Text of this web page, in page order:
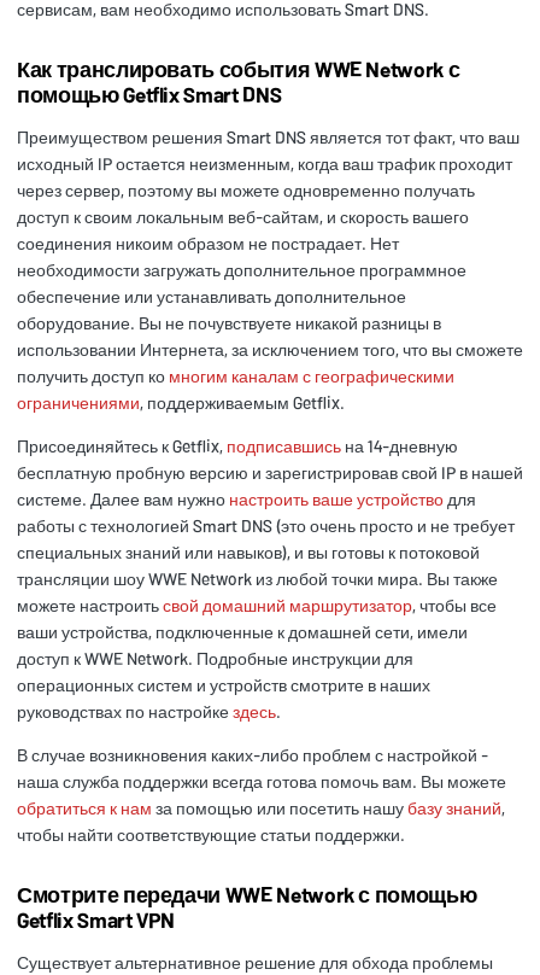
сервисам, вам необходимо использовать Smart DNS.
Как транслировать события WWE Network с
помощью Getflix Smart DNS
Преимуществом решения Smart DNS является тот факт, что ваш
исходный IP остается неизменным, когда ваш трафик проходит
через сервер, поэтому вы можете одновременно получать
доступ к своим локальным веб-сайтам, и скорость вашего
соединения никоим образом не пострадает. Нет
необходимости загружать дополнительное программное
обеспечение или устанавливать дополнительное
оборудование. Вы не почувствуете никакой разницы в
использовании Интернета, за исключением того, что вы сможете
получить доступ ко многим каналам с географическими
ограничениями, поддерживаемым Getflix.
Присоединяйтесь к Getflix, подписавшись на 14-дневную
бесплатную пробную версию и зарегистрировав свой IP в нашей
системе. Далее вам нужно настроить ваше устройство для
работы с технологией Smart DNS (это очень просто и не требует
специальных знаний или навыков), и вы готовы к потоковой
трансляции шоу WWE Network из любой точки мира. Вы также
можете настроитьсвой домашний маршрутизатор, чтобы все
ваши устройства, подключенные к домашней сети, имели
доступ к WWE Network. Подробные инструкции для
операционных систем и устройств смотрите в наших
руководствах по настройкездесь.
В случае возникновения каких-либо проблем с настройкой -
наша служба поддержки всегда готова помочь вам. Вы можете
обратиться к нам за помощью или посетить нашубазу знаний,
чтобы найти соответствующие статьи поддержки.
Смотрите передачи WWE Network с помощью
Getflix Smart VPN
Существует альтернативное решение для обхода проблемы